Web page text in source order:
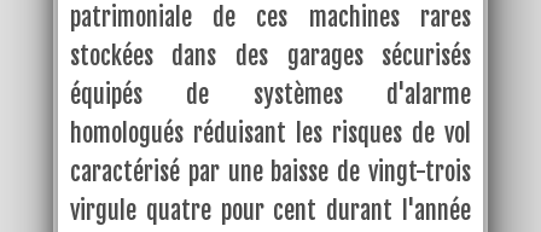
patrimoniale de ces machines rares
stockées dans des garages sécurisés
équipés de systèmes d'alarme
homologués réduisant les risques de vol
caractérisé par une baisse de vingt-trois
virgule quatre pour cent durant l'année